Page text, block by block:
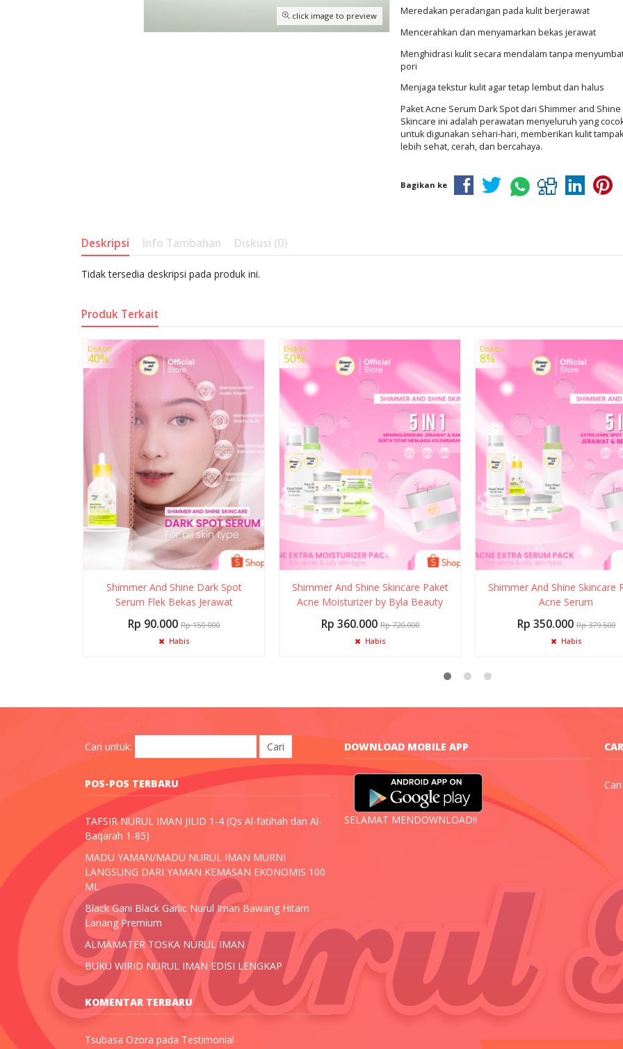
click image to preview
Meredakan peradangan pada kulit berjerawat
Mencerahkan dan menyamarkan bekas jerawat
Menghidrasi kulit secara mendalam tanpa
pori
Menjaga tekstur kulit agar tetap lembut dan halus
Paket Acne Serum Dark Spot dari Shimmer and Shine
Skincare ini adalah perawatan menyeluruh yang
untuk digunakan sehari-hari, memberikan kulit tampak
lebih sehat, cerah, dan bercahaya.
Bagikan ke
Deskripsi Info Tambahan Diskusi (0)
Tidak tersedia deskripsi pada produk ini.
Produk Terkait
Diskon
40%
Shimmer And Shine Dark Spot
Serum Flek Bekas Jerawat
Rp 90.000 Rp 150.000
Habis
Diskon
50%
Shimmer And Shine Skincare Paket
Acne Moisturizer by Byla Beauty
Rp 360.000 Rp 720.000
Habis
Diskon
8%
Shimmer And Shine Skincare
Acne Serum
Rp 350.000 Rp 379.500
Habis
Cari untuk:
POS-POS TERBARU
TAFSIR NURUL IMAN JILID 1-4 (Qs Al-fatihah dan Al-
Baqarah 1-85)
MADU YAMAN/MADU NURUL IMAN MURNI
LANGSUNG DARI YAMAN KEMASAN EKONOMIS 100
ML
Black Gani Black Garlic Nurul Iman Bawang Hitam
Lanang Premium
ALMAMATER TOSKA NURUL IMAN
BUKU WIRID NURUL IMAN EDISI LENGKAP
KOMENTAR TERBARU
Tsubasa Ozora pada Testimonial
DOWNLOAD MOBILE APP
SELAMAT MENDOWNLOAD!!